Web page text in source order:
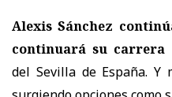
Alexis Sánchez
continuará su carrera
del Sevilla de España. Y